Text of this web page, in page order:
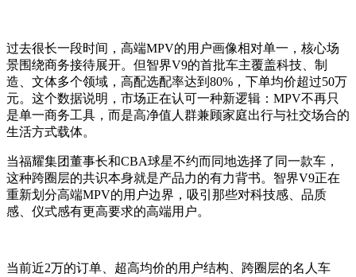
过去很长一段时间，高端MPV的用户画像相对单一，核心场
景围绕商务接待展开。但智界V9的首批车主覆盖科技、制
造、文体多个领域，高配选配率达到80%，下单均价超过50万
元。这个数据说明，市场正在认可一种新逻辑：MPV不再只
是单一商务工具，而是高净值人群兼顾家庭出行与社交场合的
生活方式载体。
当福耀集团董事长和CBA球星不约而同地选择了同一款车，
这种跨圈层的共识本身就是产品力的有力背书。智界V9正在
重新划分高端MPV的用户边界，吸引那些对科技感、品质
感、仪式感有更高要求的高端用户。
当前近2万的订单、超高均价的用户结构、跨圈层的名人车